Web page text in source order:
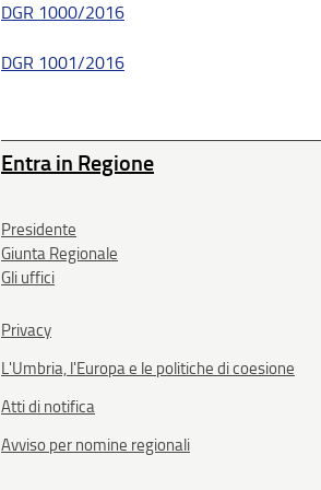
DGR 1000/2016
DGR 1001/2016
Entra in Regione
Presidente
Giunta Regionale
Gli uffici
Privacy
L'Umbria, l'Europa e le politiche di coesione
Atti di notifica
Avviso per nomine regionali